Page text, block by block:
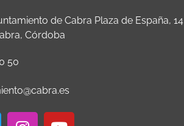
de Cabra Plaza de España, 14
Córdoba
50